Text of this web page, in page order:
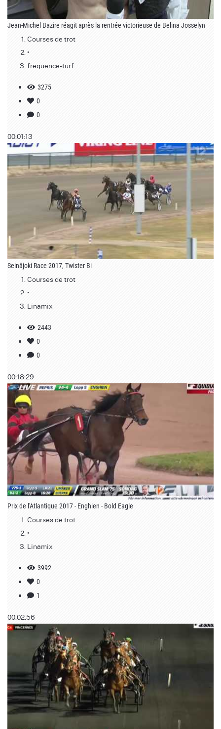
Jean-Michel Bazire réagit après la rentrée victorieuse de Belina Josselyn
Courses de trot
•
frequence-turf
3275
0
0
00:01:13
Seinäjoki Race 2017, Twister Bi
Courses de trot
•
Linamix
2443
0
0
00:18:29
Prix de l'Atlantique 2017 - Enghien - Bold Eagle
Courses de trot
•
Linamix
3992
0
1
00:02:56